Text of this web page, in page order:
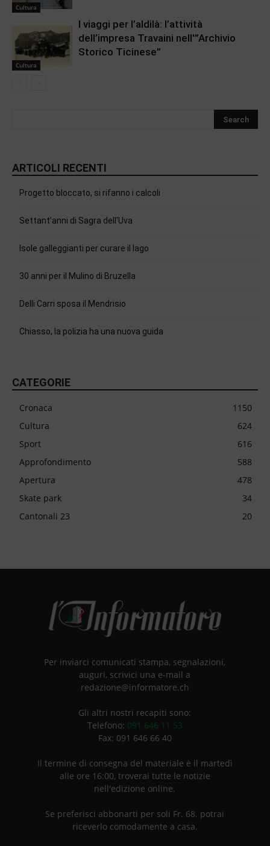
Cultura
Cultura
I viaggi per l’aldilà: l’attività
dell’impresa Travaini nell'”Archivio
Storico Ticinese”
ARTICOLI RECENTI
Progetto bloccato, si rifanno i calcoli
Settant’anni di Sagra dell’Uva
Isole galleggianti per curare il lago
30 anni per il Mulino di Bruzella
Delli Carri sposa il Mendrisio
Chiasso, la polizia ha una nuova guida
CATEGORIE
Cronaca
1150
Cultura
624
Sport
616
Approfondimento
588
Apertura
478
Skate park
34
Cantonali 23
20
Per inviarci comunicati stampa, segnalazioni,
auguri, scrivici una e-mail a
redazione@informatore.ch
Gli altri nostri recapiti sono:
Telefono: 091 646 11 53
Fax: 091 646 66 40
Il termine di consegna del materiale è il martedì
alle ore 16:00, troverai tutte le notizie
nell'edizione online.
Se preferisci abbonarti per soli Fr. 68. potrai
riceverlo comodamente a casa.